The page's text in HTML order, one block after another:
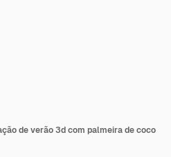
de verão 3d com palmeira de coco